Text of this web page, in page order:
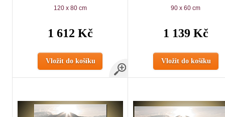
120 x 80 cm
1 612 Kč
Vložit do košíku
90 x 60 cm
1 139 Kč
Vložit do košíku